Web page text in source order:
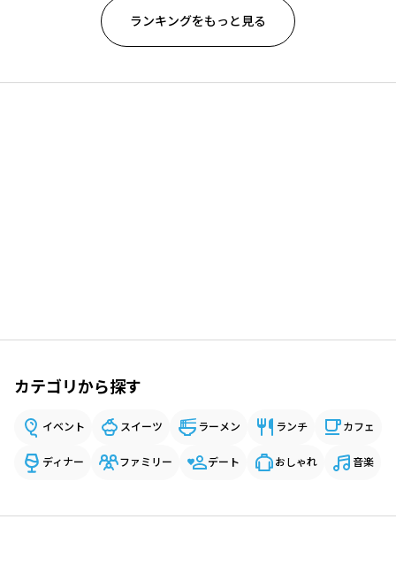
ランキングをもっと見る
カテゴリから探す
イベント スイーツ ラーメン ランチ カフェ
ディナー ファミリー デート おしゃれ 音楽